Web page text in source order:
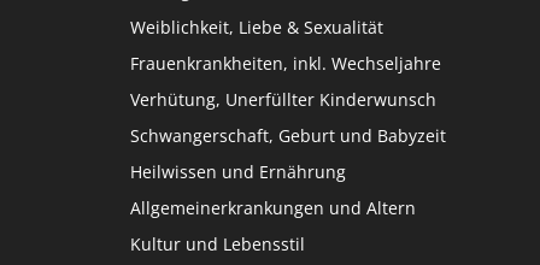
Weiblichkeit, Liebe & Sexualität
Frauenkrankheiten, inkl. Wechseljahre
Verhütung, Unerfüllter Kinderwunsch
Schwangerschaft, Geburt und Babyzeit
Heilwissen und Ernährung
Allgemeinerkrankungen und Altern
Kultur und Lebensstil